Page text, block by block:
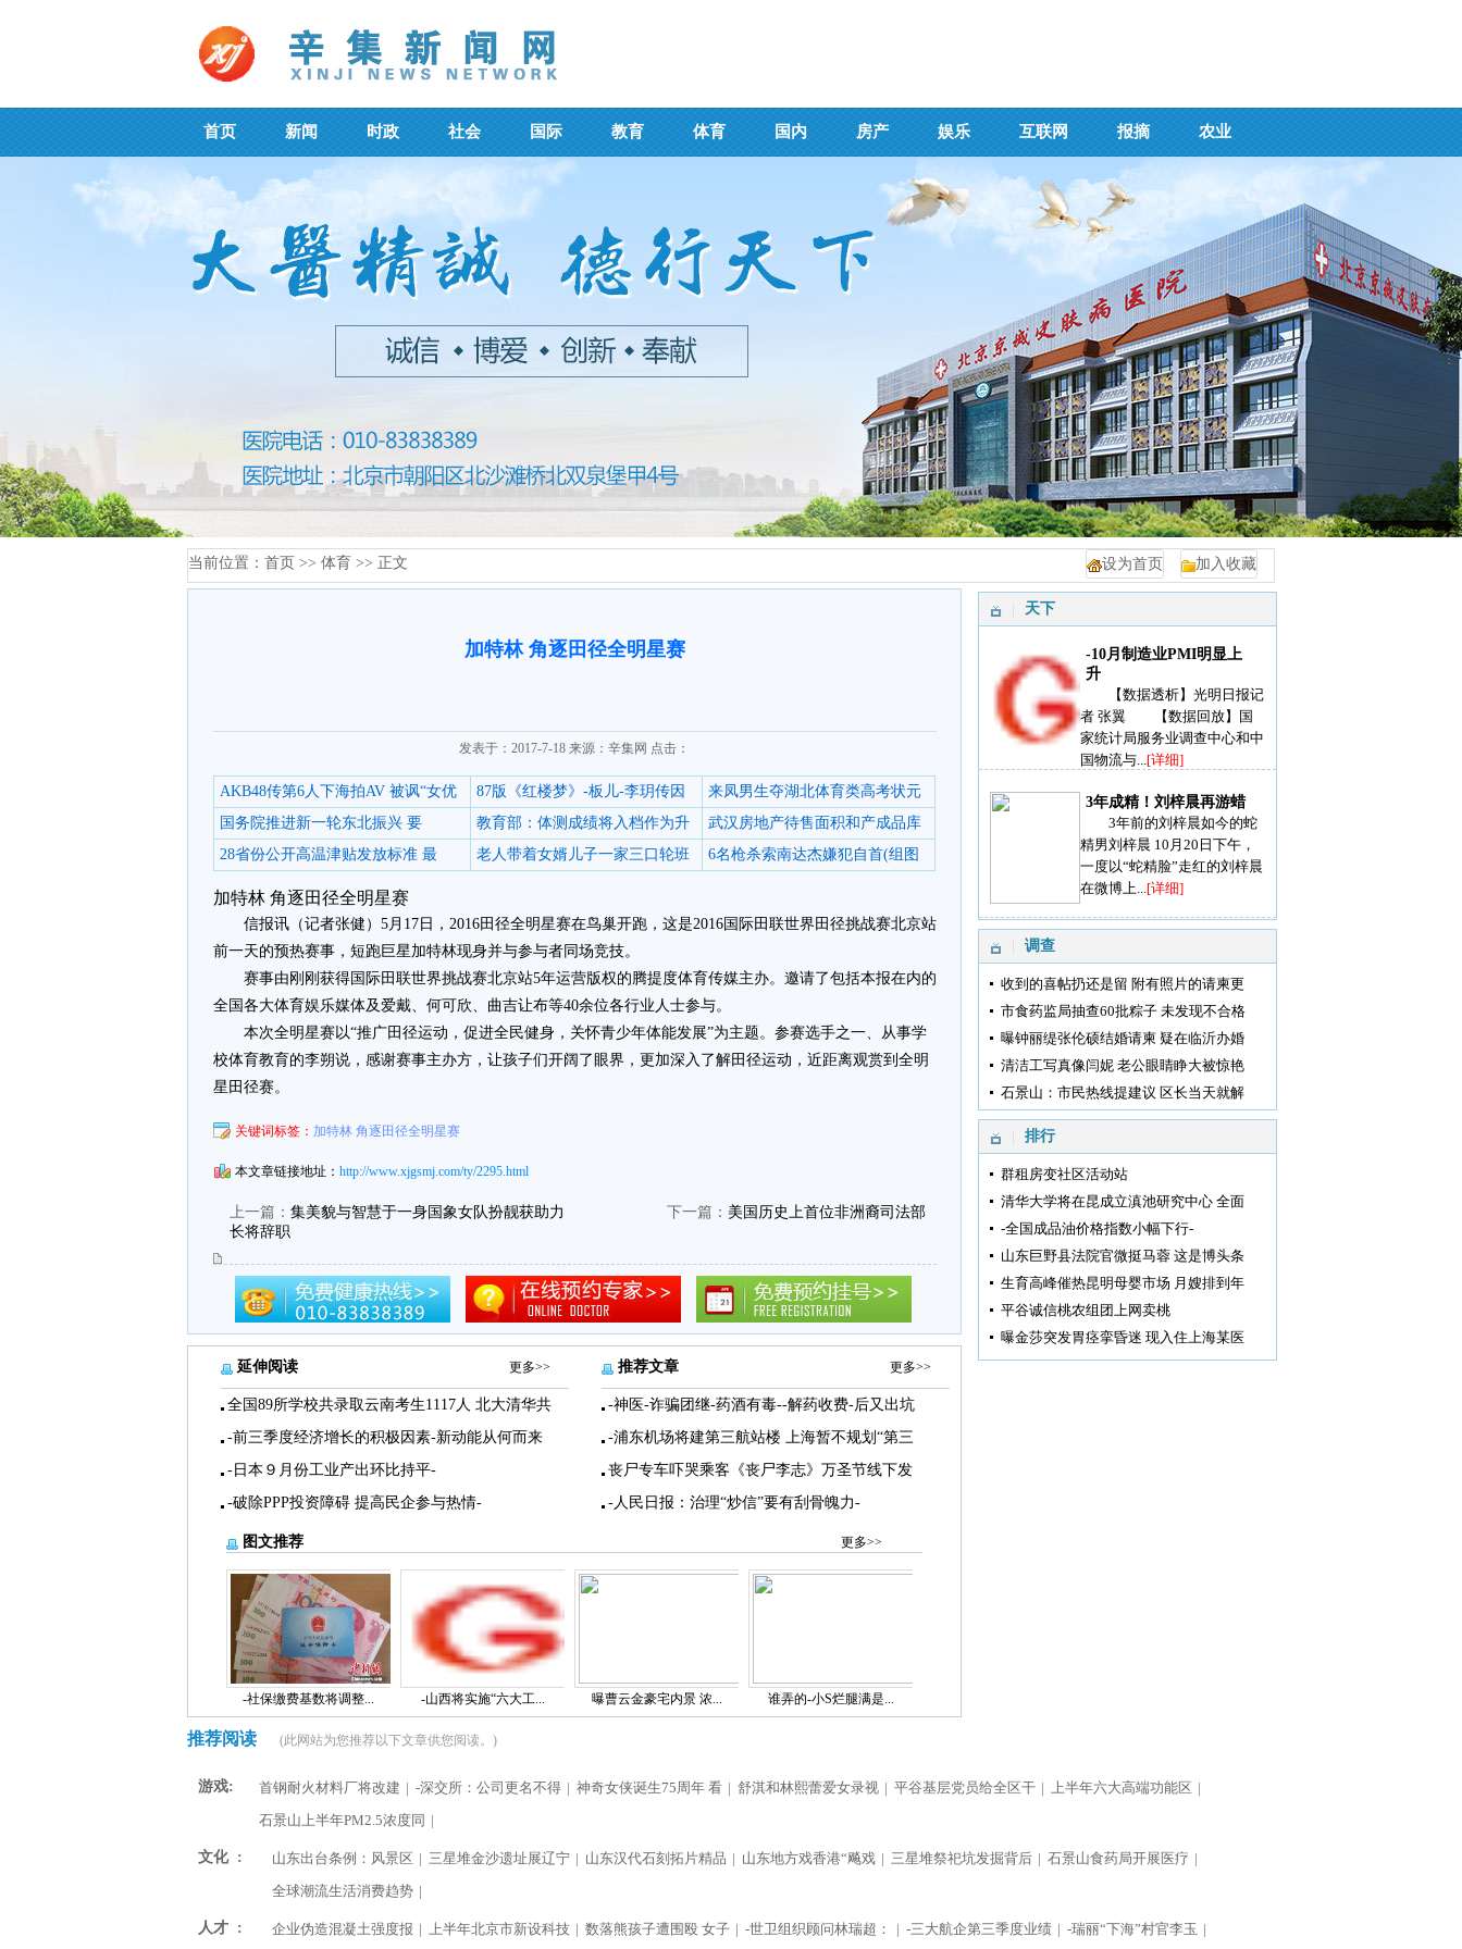
首页 新闻 时政 社会 国际 教育 体育 国内 房产 娱乐 互联网 报摘 农业
当前位置： 首页 >> 体育 >> 正文 加入收藏
设为首页
加特林 角逐田径全明星赛
发表于：2017-7-18 来源：辛集网 点击：
AKB48传第6人下海拍AV 被讽“女优 87版《红楼梦》-板儿-李玥传因
来凤男生夺湖北体育类高考状元
国务院推进新一轮东北振兴 要
教育部：体测成绩将入档作为升
武汉房地产待售面积和产成品库
28省份公开高温津贴发放标准 最
老人带着女婿儿子一家三口轮班 6名枪杀索南达杰嫌犯自首(组图
加特林 角逐田径全明星赛
信报讯（记者张健）5月17日，2016田径全明星赛在鸟巢开跑，这是2016国际田联世界田径挑战赛北京站
前一天的预热赛事，短跑巨星加特林现身并与参与者同场竞技。
赛事由刚刚获得国际田联世界挑战赛北京站5年运营版权的腾提度体育传媒主办。邀请了包括本报在内的
全国各大体育娱乐媒体及爱戴、何可欣、曲吉让布等40余位各行业人士参与。
本次全明星赛以“推广田径运动，促进全民健身，关怀青少年体能发展”为主题。参赛选手之一、从事学
校体育教育的李朔说，感谢赛事主办方，让孩子们开阔了眼界，更加深入了解田径运动，近距离观赏到全明
星田径赛。
关键词标签： 加特林 角逐田径全明星赛
本文章链接地址： http://www.xjgsmj.com/ty/2295.html
上一篇： 集美貌与智慧于一身国象女队扮靓获助力 下一篇： 美国历史上首位非洲裔司法部
长将辞职
延伸阅读 更多>>
全国89所学校共录取云南考生1117人 北大清华共
-前三季度经济增长的积极因素-新动能从何而来
-日本９月份工业产出环比持平-
-破除PPP投资障碍 提高民企参与热情-
推荐文章 更多>>
-神医-诈骗团继-药酒有毒--解药收费-后又出坑
-浦东机场将建第三航站楼 上海暂不规划“第三
丧尸专车吓哭乘客《丧尸李志》万圣节线下发
-人民日报：治理“炒信”要有刮骨魄力-
图文推荐 更多>>
-社保缴费基数将调整... -山西将实施“六大工... 曝曹云金豪宅内景 浓... 谁弄的-小S烂腿满是...
天下
-10月制造业PMI明显上
升
【数据透析】光明日报记
者 张翼 【数据回放】国
家统计局服务业调查中心和中
国物流与...[详细]
3年成精！刘梓晨再游蜡
3年前的刘梓晨如今的蛇
精男刘梓晨 10月20日下午，
一度以“蛇精脸”走红的刘梓晨
在微博上...[详细]
调查
收到的喜帖扔还是留 附有照片的请柬更
市食药监局抽查60批粽子 未发现不合格
曝钟丽缇张伦硕结婚请柬 疑在临沂办婚
清洁工写真像闫妮 老公眼睛睁大被惊艳
石景山：市民热线提建议 区长当天就解
排行
群租房变社区活动站
清华大学将在昆成立滇池研究中心 全面
-全国成品油价格指数小幅下行-
山东巨野县法院官微挺马蓉 这是博头条
生育高峰催热昆明母婴市场 月嫂排到年
平谷诚信桃农组团上网卖桃
曝金莎突发胃痉挛昏迷 现入住上海某医
推荐阅读 (此网站为您推荐以下文章供您阅读。)
游戏: 首钢耐火材料厂将改建 | -深交所：公司更名不得 | 神奇女侠诞生75周年 看 | 舒淇和林熙蕾爱女录视 | 平谷基层党员给全区干 | 上半年六大高端功能区 |
石景山上半年PM2.5浓度同 |
文化 : 山东出台条例：风景区 | 三星堆金沙遗址展辽宁 | 山东汉代石刻拓片精品 | 山东地方戏香港“飚戏 | 三星堆祭祀坑发掘背后 | 石景山食药局开展医疗 |
全球潮流生活消费趋势 |
人才 : 企业伪造混凝土强度报 | 上半年北京市新设科技 | 数落熊孩子遭围殴 女子 | -世卫组织顾问林瑞超： | -三大航企第三季度业绩 | -瑞丽“下海”村官李玉 |